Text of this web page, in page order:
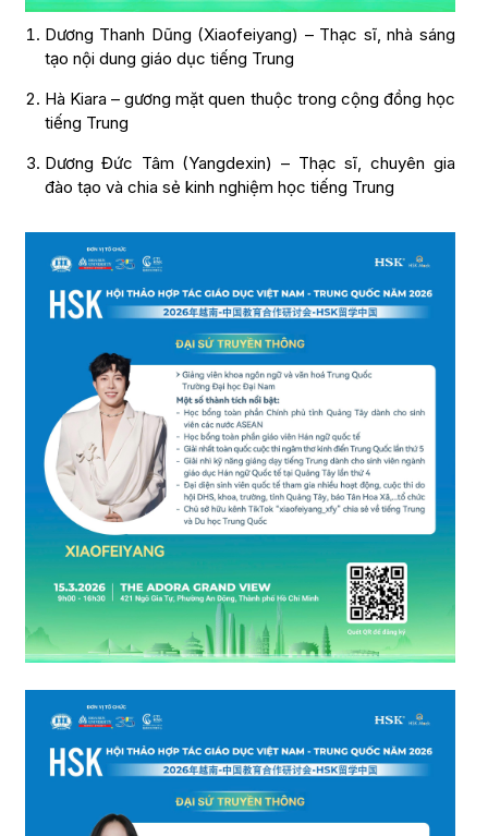
Dương Thanh Dũng (Xiaofeiyang) – Thạc sĩ, nhà sáng
tạo nội dung giáo dục tiếng Trung
Hà Kiara – gương mặt quen thuộc trong cộng đồng học
tiếng Trung
Dương Đức Tâm (Yangdexin) – Thạc sĩ, chuyên gia
đào tạo và chia sẻ kinh nghiệm học tiếng Trung